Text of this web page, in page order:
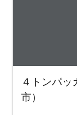
４トンパッ
市）